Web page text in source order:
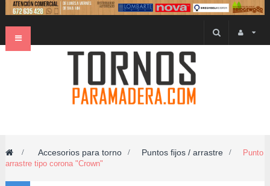
Navegación
> Accesorios para torno > Puntos fijos / arrastre >
Punto
arrastre tipo corona "Crown"